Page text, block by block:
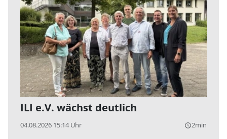
ILI e.V. wächst deutlich
04.08.2026 15:14 Uhr query_builder2min